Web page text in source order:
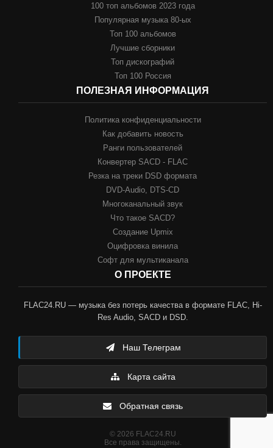
100 топ альбомов 2023 года
Популярная музыка 80-ых
Топ 100 альбомов
Лучшие сборники
Топ дискографий
Топ 100 Россия
ПОЛЕЗНАЯ ИНФОРМАЦИЯ
Политика конфиденциальности
Как добавить новость
Ранги пользователей
Конвертер SACD - FLAC
Резка на треки DSD формата
DVD-Audio, DTS-CD
Многоканальный звук
Что такое SACD?
Создание Upmix
Оцифровка винила
Софт для мультиканала
О ПРОЕКТЕ
FLAC24.RU — музыка без потерь качества в формате FLAC, Hi-
Res Audio, SACD и DSD.
Наш Телеграм
Карта сайта
Обратная связь
© 2026 FLAC24.RU
Все права защищены.